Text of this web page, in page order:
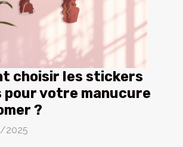
choisir les stickers
votre manucure
?
2025